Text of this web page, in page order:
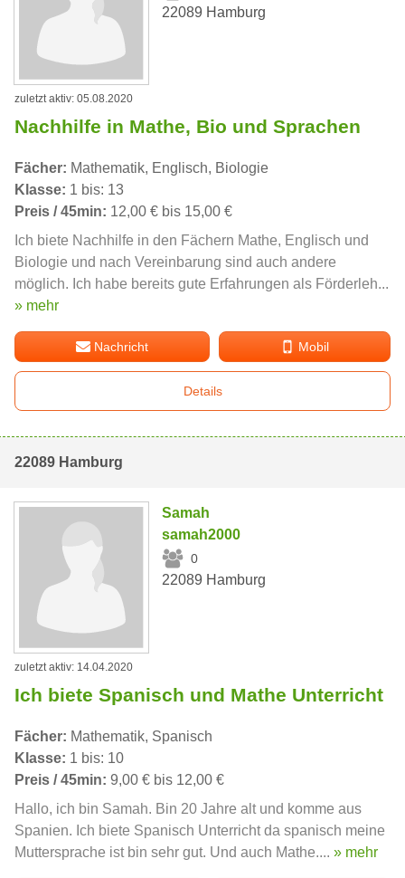
22089 Hamburg
zuletzt aktiv: 05.08.2020
Nachhilfe in Mathe, Bio und Sprachen
Fächer: Mathematik, Englisch, Biologie
Klasse: 1 bis: 13
Preis / 45min: 12,00 € bis 15,00 €
Ich biete Nachhilfe in den Fächern Mathe, Englisch und
Biologie und nach Vereinbarung sind auch andere
möglich. Ich habe bereits gute Erfahrungen als Förderleh...
» mehr
Nachricht Mobil
Details
22089 Hamburg
Samah
samah2000
0
22089 Hamburg
zuletzt aktiv: 14.04.2020
Ich biete Spanisch und Mathe Unterricht
Fächer: Mathematik, Spanisch
Klasse: 1 bis: 10
Preis / 45min: 9,00 € bis 12,00 €
Hallo, ich bin Samah. Bin 20 Jahre alt und komme aus
Spanien. Ich biete Spanisch Unterricht da spanisch meine
Muttersprache ist bin sehr gut. Und auch Mathe.... » mehr